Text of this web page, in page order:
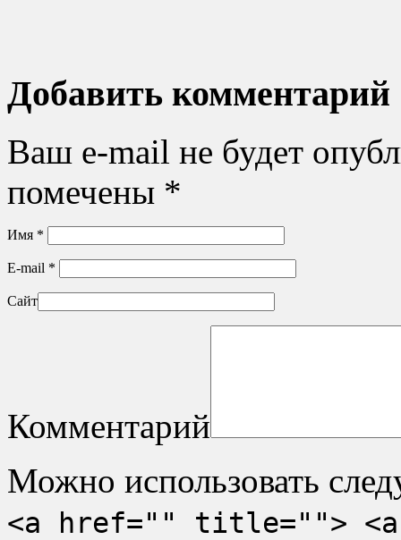
Добавить комментарий
Ваш e-mail не будет
помечены *
Имя *
E-mail *
Сайт
Комментарий
Можно использовать
<a href="" title="">